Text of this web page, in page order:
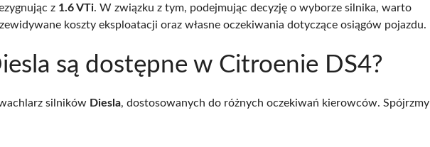
z 1.6 VTi. W związku z tym, podejmując decyzję o wyborze silnika, warto
koszty eksploatacji oraz własne oczekiwania dotyczące osiągów pojazdu.
są dostępne w Citroenie DS4?
silników Diesla, dostosowanych do różnych oczekiwań kierowców. Spójrzmy